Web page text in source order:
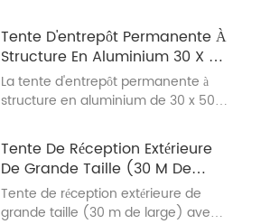
utilisée lors de fêtes.
Tente D'entrepôt Permanente À
Structure En Aluminium 30 X 50
M
La tente d'entrepôt permanente à
structure en aluminium de 30 x 50
stockage et l'événementiel ; c'est le
produit phare du fabricant de tentes
à structure en aluminium Changyi.
Tente De Réception Extérieure
De Grande Taille (30 M De
Large) Avec Structure En
Aluminium
Tente de réception extérieure de
grande taille (30 m de large) avec